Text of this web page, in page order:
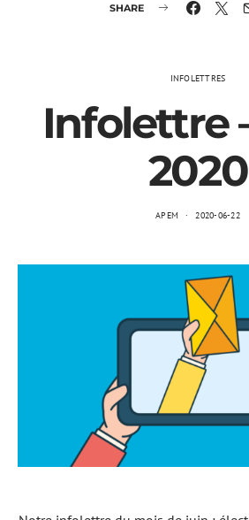
SHARE
INFOLETTRES
Infolettre
2020
APEM 2020-06-22